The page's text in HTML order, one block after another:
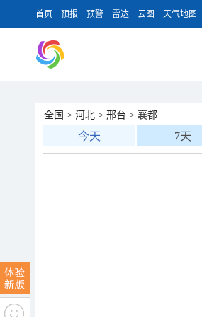
首页 预报 预警 雷达 云图 天气地图
全国 > 河北 > 邢台 > 襄都
今天 7天